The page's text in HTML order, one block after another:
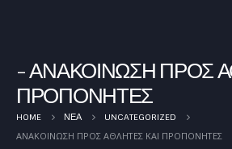
ΑΝΑΚΟΙΝΩΣΗ ΠΡΟΣ
ΠΡΟΠΟΝΗΤΕΣ
HOME ΝΈΑ UNCATEGORIZED
ΑΝΑΚΟΙΝΩΣΗ ΠΡΟΣ ΑΘΛΗΤΕΣ ΚΑΙ ΠΡΟΠΟΝΗΤΕΣ